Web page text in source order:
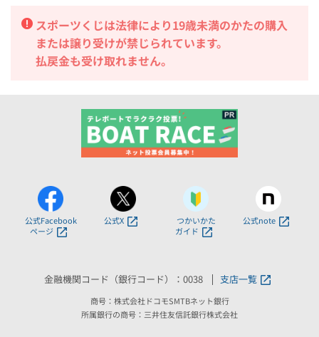
スポーツくじは法律により19歳未満のかたの購入
または譲り受けが禁じられています。
払戻金も受け取れません。
公式Facebook
ページ
公式X
つかいかた
ガイド
公式note
金融機関コード（銀行コード）：0038 支店一覧
商号：株式会社ドコモSMTBネット銀行
所属銀行の商号：三井住友信託銀行株式会社